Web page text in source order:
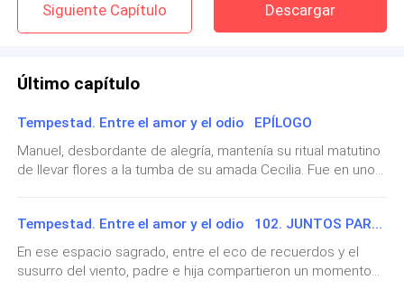
—¡Deja de seguirme! ¡No me interesas, se lo diré a mi
pasando la mano por su adolorido rostro, pero ella
sigue gritando como loca llamando a su padre.
pasaporte que se le cayó! ¡Abrase visto a la mujer más
Siguiente Capítulo Descargar
Último capítulo
Tempestad. Entre el amor y el odio EPÍLOGO
Manuel, desbordante de alegría, mantenía su ritual matutino
de llevar flores a la tumba de su amada Cecilia. Fue en uno
abrazaron con cariño. —Mi segundo papá —le dijo Nina con
afecto, pues así lo llamaba desde que lo conoció—
necesito tu ayuda.—Ya me imaginaba que este encuentro
tenía un motivo —dijo Manuel con una sonrisa—. Cuéntame,
Tempestad. Entre el amor y el odio 102. JUNTOS PARA SIEMPRE ll
En ese espacio sagrado, entre el eco de recuerdos y el
susurro del viento, padre e hija compartieron un momento